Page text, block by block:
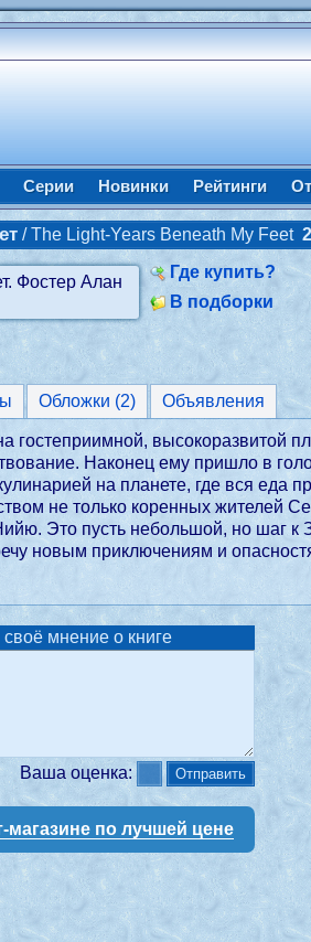
Серии Новинки Рейтинги
/ The Light-Years Beneath My Feet
Где купить?
В подборки
Обложки (2) Объявления
гостеприимной, высокоразвитой
Наконец ему пришло в
на планете, где вся еда
не только коренных жителей
Это пусть небольшой, но шаг
новым приключениям и
мнение о книге
Ваша оценка:
магазине по лучшей цене